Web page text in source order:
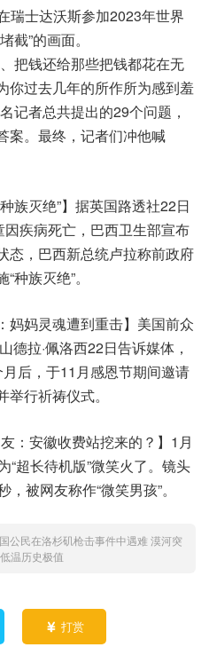
瑞士达沃斯参加2023年世界
截”的画面。
把钱还给那些把钱都花在无
你过去几年的所作所为感到羞
记者总共提出的29个问题，
案。最终，记者们冲他喊
族灭绝”】据英国路透社22日
疾病死亡，巴西卫生部宣布
态，巴西新总统卢拉称前政府
种族灭绝”。
妈妈灵魂遭到重击】美国前众
德拉·佩洛西22日告诉媒体，
后，于11月感恩节期间邀请
行祈祷仪式。
：安徽收费站挖来的？】1月
“超长待机版”微笑火了。镜头
被网友称作“微笑男孩”。
公民在洛杉矶枪击事件中遇难 漠河突
温历史极值
 打赏